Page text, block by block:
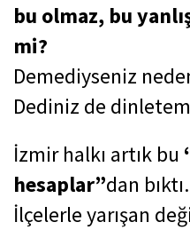
bu olmaz, bu
mi?
Demediyseniz
Dediniz de
İzmir halkı artık bu
hesaplar”dan bıktı.
İlçelerle yarışan